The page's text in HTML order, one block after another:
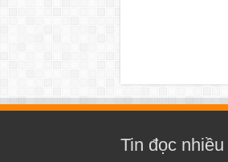
Tin đọc nhiều